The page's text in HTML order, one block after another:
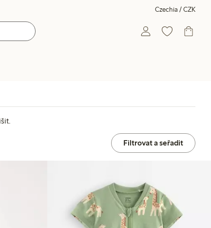
Czechia / CZK
Filtrovat a seřadit